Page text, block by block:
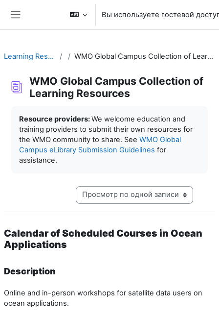
Перейти к основному содержанию
Вы используете гостевой
Learning Resources WMO Global Campus Collection of Learning Resources
WMO Global Campus Collection of
Learning Resources
Resource providers:We welcome education and
training providers to submit their own resources for
the WMO community to share. See WMO Global
Campus eLibrary Submission Guidelines for
assistance.
Режим просмотра системы навигации
Calendar of Scheduled Courses in Ocean
Applications
Description
Online and in-person workshops for satellite data users on
ocean applications.